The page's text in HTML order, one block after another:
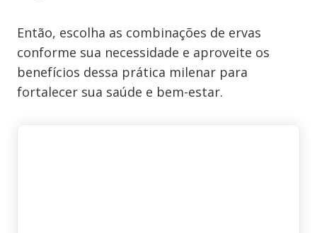
Então, escolha as combinações de ervas
conforme sua necessidade e aproveite os
benefícios dessa prática milenar para
fortalecer sua saúde e bem-estar.